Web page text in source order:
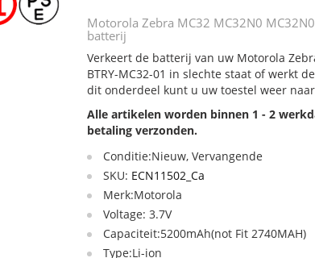
Motorola Zebra MC32 MC32N0
batterij
Verkeert de batterij van uw Motorola
BTRY-MC32-01 in slechte staat of werkt
dit onderdeel kunt u uw toestel weer
Alle artikelen worden binnen 1 - 2
betaling verzonden.
Conditie:Nieuw, Vervangende
SKU: ECN11502_Ca
Merk:Motorola
Voltage: 3.7V
Capaciteit:5200mAh(not Fit 2740MAH)
Type:Li-ion